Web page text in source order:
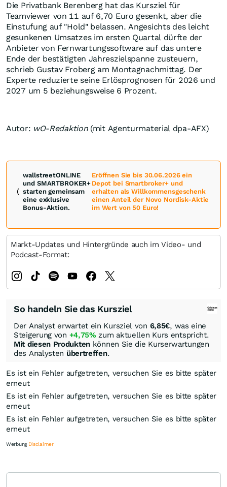
Die Privatbank Berenberg hat das Kursziel für
Teamviewer von 11 auf 6,70 Euro gesenkt, aber die
Einstufung auf "Hold" belassen. Angesichts des leicht
gesunkenen Umsatzes im ersten Quartal dürfte der
Anbieter von Fernwartungssoftware auf das untere
Ende der bestätigten Jahreszielspanne zusteuern,
schrieb Gustav Froberg am Montagnachmittag. Der
Experte reduzierte seine Erlösprognosen für 2026 und
2027 um 5 beziehungsweise 6 Prozent.
Autor: wO-Redaktion(mit Agenturmaterial dpa-AFX)
wallstreetONLINE
und SMARTBROKER+
starten gemeinsam
eine exklusive
Bonus-Aktion.
Eröffnen Sie bis 30.06.2026 ein
Depot bei Smartbroker+ und
erhalten als Willkommensgeschenk
einen Anteil der Novo Nordisk-Aktie
im Wert von 50 Euro!
Markt-Updates und Hintergründe auch im Video- und
Podcast-Format:
So handeln Sie das Kursziel
Der Analyst erwartet ein Kursziel von 6,85€, was eine
Steigerung von +4,75% zum aktuellen Kurs entspricht.
Mit diesen Produkten können Sie die Kurserwartungen
des Analysten übertreffen.
Es ist ein Fehler aufgetreten, versuchen Sie es bitte später
erneut
Es ist ein Fehler aufgetreten, versuchen Sie es bitte später
erneut
Es ist ein Fehler aufgetreten, versuchen Sie es bitte später
erneut
Werbung Disclaimer